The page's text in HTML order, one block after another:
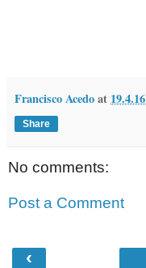
Francisco Acedoat19.4.16
Share
No comments:
Post a Comment
‹